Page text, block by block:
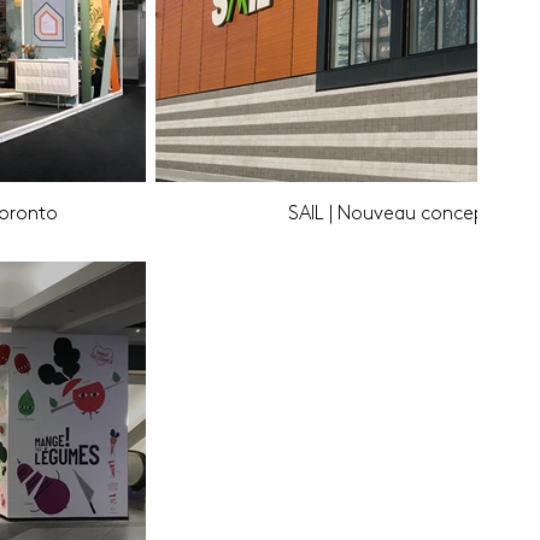
SAIL | Nouveau concept de